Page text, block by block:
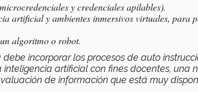
y credenciales apilables).
artificial y ambientes inmersivos virtuales, para
algoritmo o robot.
incorporar los procesos de auto
artificial con fines docentes, una
de información que está muy